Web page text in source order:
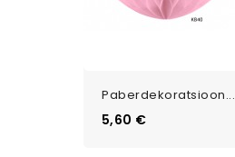
Paberdekoratsioon...
Цена
5,60 €